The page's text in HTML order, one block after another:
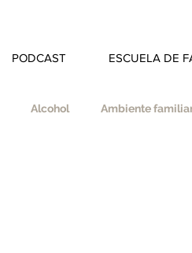
PODCAST ESCUELA DE
Alcohol Ambiente